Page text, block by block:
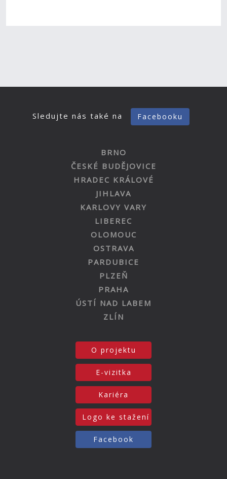
Sledujte nás také na Facebooku
BRNO
ČESKÉ BUDĚJOVICE
HRADEC KRÁLOVÉ
JIHLAVA
KARLOVY VARY
LIBEREC
OLOMOUC
OSTRAVA
PARDUBICE
PLZEŇ
PRAHA
ÚSTÍ NAD LABEM
ZLÍN
O projektu
E-vizitka
Kariéra
Logo ke stažení
Facebook